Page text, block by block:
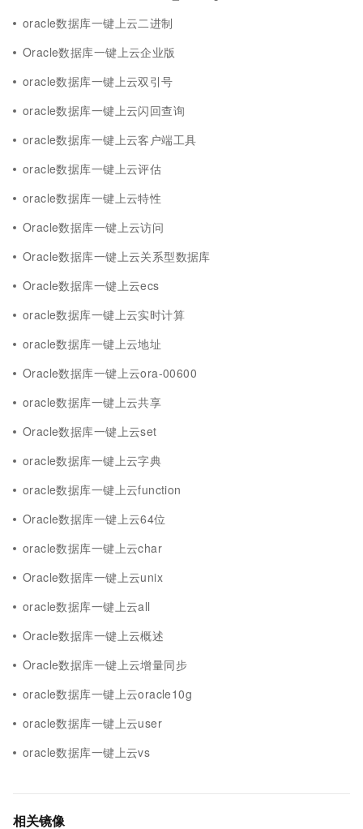
oracle数据库一键上云二进制
Oracle数据库一键上云企业版
oracle数据库一键上云双引号
oracle数据库一键上云闪回查询
oracle数据库一键上云客户端工具
oracle数据库一键上云评估
oracle数据库一键上云特性
Oracle数据库一键上云访问
Oracle数据库一键上云关系型数据库
Oracle数据库一键上云ecs
oracle数据库一键上云实时计算
oracle数据库一键上云地址
Oracle数据库一键上云ora-00600
oracle数据库一键上云共享
Oracle数据库一键上云set
oracle数据库一键上云字典
oracle数据库一键上云function
Oracle数据库一键上云64位
oracle数据库一键上云char
Oracle数据库一键上云unix
oracle数据库一键上云all
Oracle数据库一键上云概述
Oracle数据库一键上云增量同步
oracle数据库一键上云oracle10g
oracle数据库一键上云user
oracle数据库一键上云vs
相关镜像